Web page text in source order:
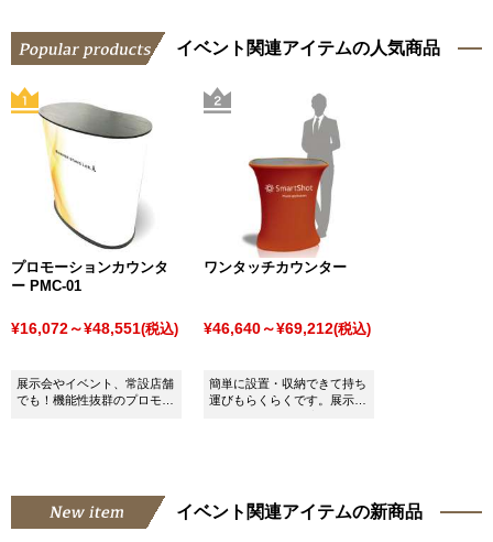
イベント関連アイテムの人気商品
プロモーションカウンタ
ー PMC-01
¥16,072～¥48,551(税込)
展示会やイベント、常設店舗
でも！機能性抜群のプロモー
ワンタッチカウンター
¥46,640～¥69,212(税込)
簡単に設置・収納できて持ち
運びもらくらくです。展示
イベント関連アイテムの新商品